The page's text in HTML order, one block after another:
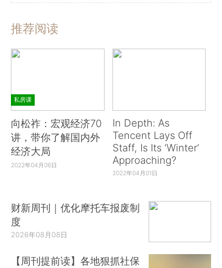
推荐阅读
私房课
向松祚：宏观经济70
讲，带你了解国内外
经济大局
2022年04月06日
In Depth: As
Tencent Lays Off
Staff, Is Its ‘Winter’
Approaching?
2022年04月01日
财新周刊｜优化摩托车报废制
度
2026年08月08日
【周刊提前读】各地狠抓社保